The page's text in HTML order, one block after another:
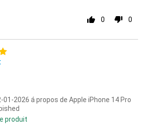
0 0
01-2026 á propos de Apple iPhone 14 Pro
produit